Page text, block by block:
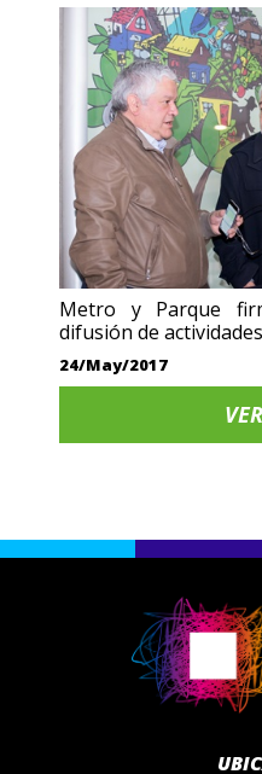
Metro y Parque
difusión de
24/May/2017